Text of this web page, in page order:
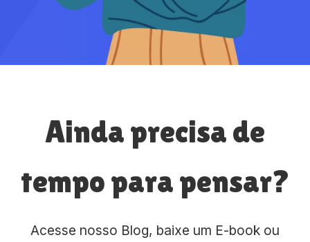
Ainda precisa de
tempo para pensar?
Acesse nosso Blog, baixe um E-book ou